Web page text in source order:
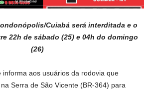
Cuiabá será interditada e o
22h de sábado (25) e 04h do domingo
(26)
informa aos usuários da rodovia que
Serra de São Vicente (BR-364) para